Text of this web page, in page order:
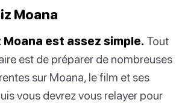
Moana
Moana est assez simple. Tout
est de préparer de nombreuses
sur Moana, le film et ses
vous devrez vous relayer pour